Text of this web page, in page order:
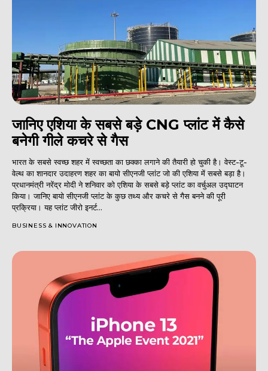
जानिए एशिया के सबसे बड़े CNG प्लांट में कैसे
बनेगी गीले कचरे से गैस
भारत के सबसे स्वच्छ शहर में स्वच्छता का छक्का लगाने की तैयारी हो चुकी है। वेस्ट-टू-
वेल्थ का शानदार उदाहरण शहर का बायो सीएनजी प्लांट जो की एशिया में सबसे बड़ा है।
प्रधानमंत्री नरेंद्र मोदी ने शनिवार को एशिया के सबसे बड़े प्लांट का वर्चुअल उद्घाटन
किया। जानिए बायो सीएनजी प्लांट के कुछ तथ्य और कचरे से गैस बनने की पूरी
प्रक्रिया। यह प्लांट जीरो इनर्ट...
BUSINESS & INNOVATION